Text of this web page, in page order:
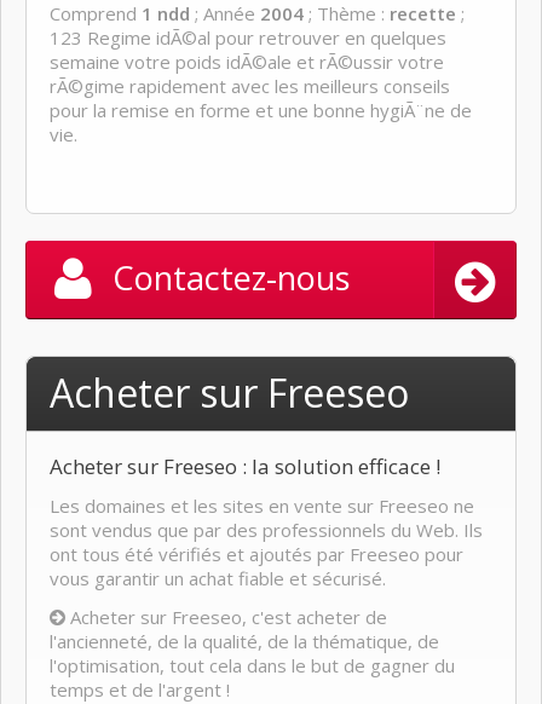
Comprend 1 ndd ; Année 2004 ; Thème : recette ;
123 Regime idÃ©al pour retrouver en quelques
semaine votre poids idÃ©ale et rÃ©ussir votre
rÃ©gime rapidement avec les meilleurs conseils
pour la remise en forme et une bonne hygiÃ¨ne de
vie.
Contactez-nous
Acheter sur Freeseo
Acheter sur Freeseo : la solution efficace !
Les domaines et les sites en vente sur Freeseo ne
sont vendus que par des professionnels du Web. Ils
ont tous été vérifiés et ajoutés par Freeseo pour
vous garantir un achat fiable et sécurisé.
Acheter sur Freeseo, c'est acheter de
l'ancienneté, de la qualité, de la thématique, de
l'optimisation, tout cela dans le but de gagner du
temps et de l'argent !